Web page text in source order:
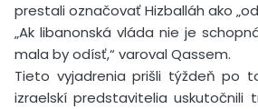
prestali označovať Hizballáh ako
„Ak libanonská vláda nie je
mala by odísť,“ varoval Qassem.
Tieto vyjadrenia prišli týždeň po
izraelskí predstavitelia uskutočnili